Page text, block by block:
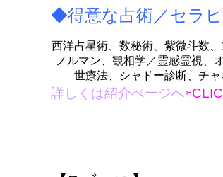
◆得意な占術／セラ
西洋占星術、数秘術、紫微斗数
ノルマン、観相学／霊感霊視、
世療法、シャドー診断、チ
詳しくは紹介ぺージへ